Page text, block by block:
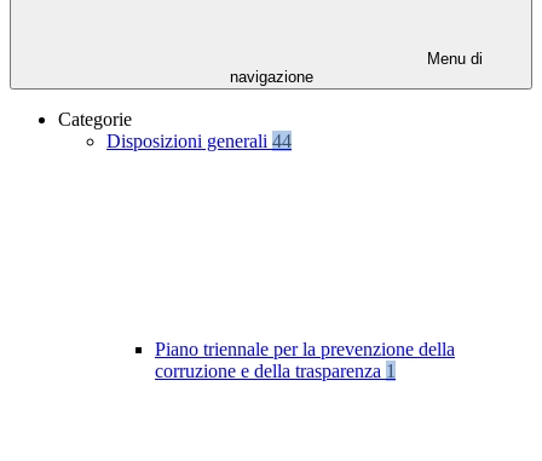
Menu di
navigazione
Categorie
Disposizioni generali 44
Piano triennale per la prevenzione della
corruzione e della trasparenza 1